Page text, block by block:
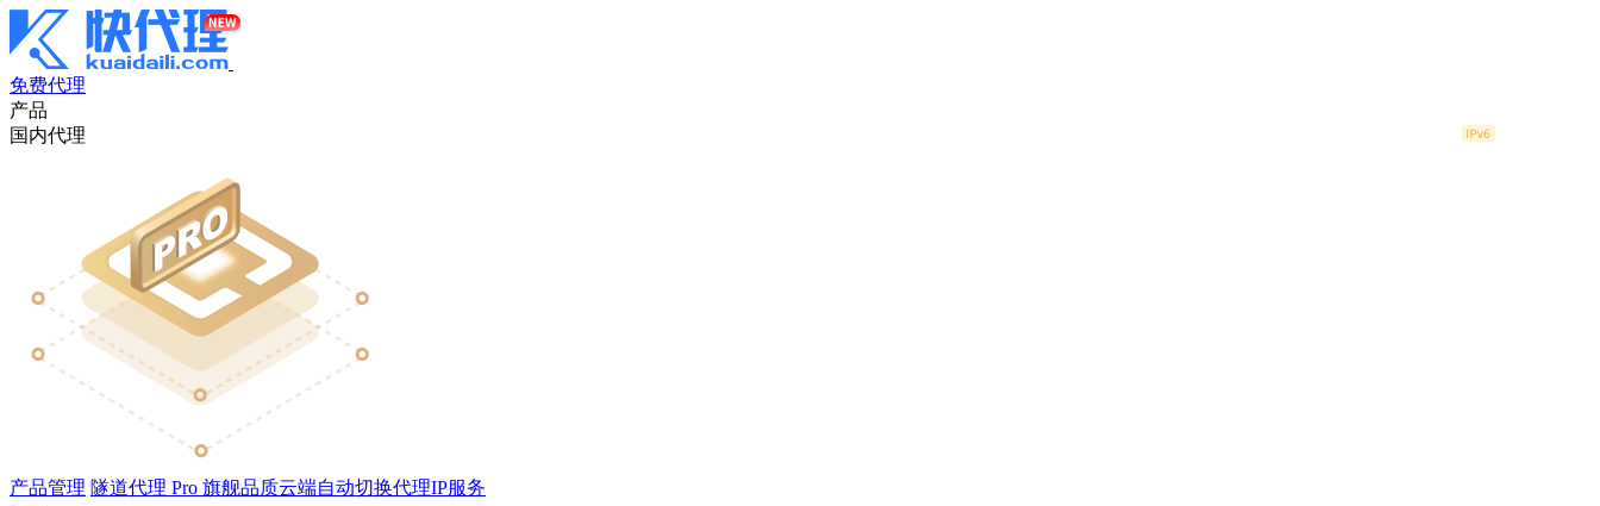
免费代理
产品
国内代理
产品管理 隧道代理 Pro 旗舰品质云端自动切换代理IP服务